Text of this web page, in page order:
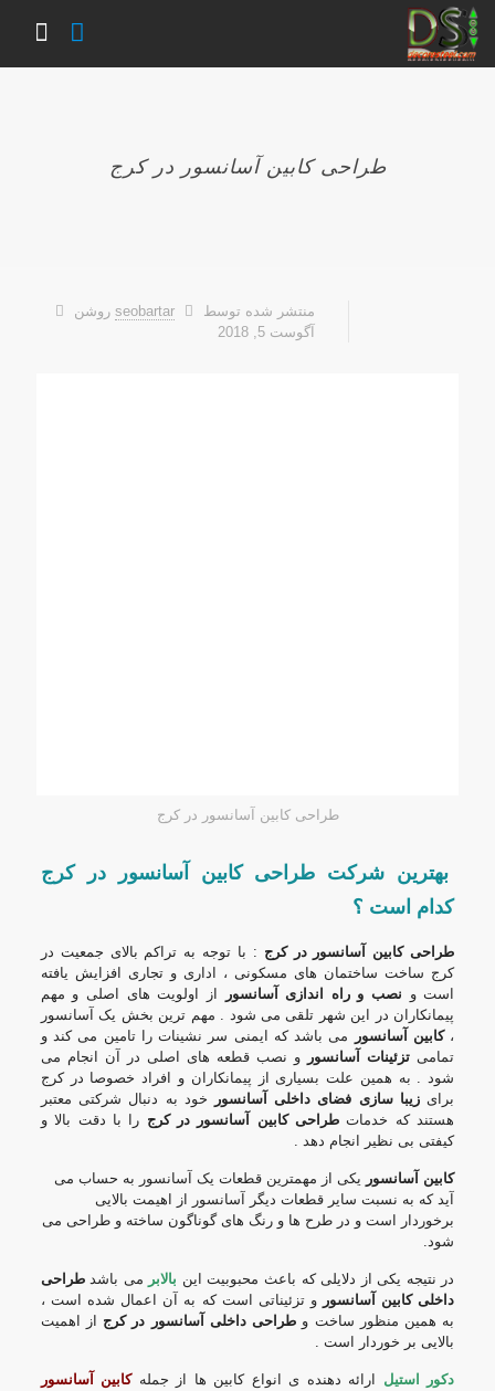
طراحی کابین آسانسور در کرج
منتشر شده توسط seobartar روشن
آگوست 5, 2018
طراحی کابین آسانسور در کرج
بهترین شرکت طراحی کابین آسانسور در کرج
کدام است ؟
طراحی کابین آسانسور در کرج : با توجه به تراکم بالای جمعیت در
کرج ساخت ساختمان های مسکونی ، اداری و تجاری افزایش یافته
است و نصب و راه اندازی آسانسور
از اولویت های اصلی و مهم
پیمانکاران در این شهر تلقی می شود . مهم ترین بخش یک آسانسور
،کابین آسانسور
می باشد که ایمنی سر نشینات را تامین می کند و
تمامی تزئینات آسانسور
و نصب قطعه های اصلی در آن انجام می
شود . به همین علت بسیاری از پیمانکاران و افراد خصوصا در کرج
برایزیبا سازی فضای داخلی آسانسور
خود به دنبال شرکتی معتبر
هستند که خدمات طراحی کابین آسانسور در کرج را با دقت بالا و
کیفتی بی نظیر انجام دهد .
کابین آسانسور یکی از مهمترین قطعات یک آسانسور به حساب می
آید که به نسبت سایر قطعات دیگر آسانسور از اهیمت بالایی
برخوردار است و در طرح ها و رنگ های گوناگون ساخته و طراحی می
شود.
در نتیجه یکی از دلایلی که باعث محبوبیت این بالابر می باشدطراحی
داخلی کابین آسانسور و تزئیناتی است که به آن اعمال شده است ،
به همین منظور ساخت و طراحی داخلی آسانسور در کرج از اهمیت
بالایی بر خوردار است .
دکور استیل ارائه دهنده ی انواع کابین ها از جملهکابین آسانسور